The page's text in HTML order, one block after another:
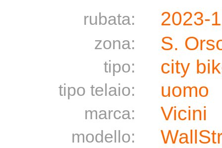
rubata: 2023-
zona: S.
tipo: city
tipo telaio: uomo
marca: Vicini
modello: